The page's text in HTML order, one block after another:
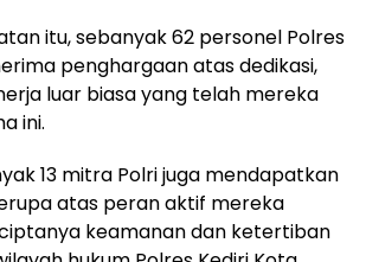
itu, sebanyak 62 personel Polres
penghargaan atas dedikasi,
luar biasa yang telah mereka
ini.
13 mitra Polri juga mendapatkan
atas peran aktif mereka
keamanan dan ketertiban